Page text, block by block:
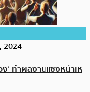
2024
’ ทำผลงานแซงหน้าเห